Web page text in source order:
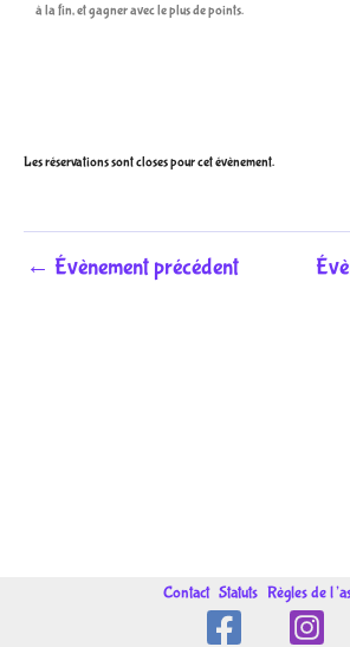
à la fin, et gagner avec le plus de points.
Les réservations sont closes pour cet évènement.
← Évènement précédent
Contact Statuts Règles de